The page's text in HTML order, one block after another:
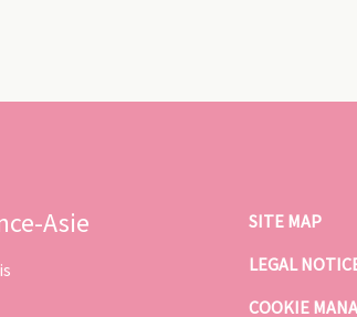
Asie
SITE MAP
LEGAL
COOKIE